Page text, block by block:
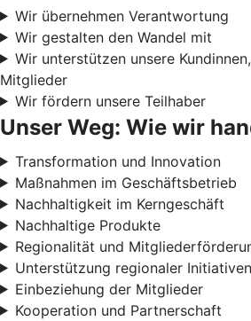
Wir übernehmen Verantwortung
Wir gestalten den Wandel mit
Wir unterstützen unsere
Mitglieder
Wir fördern unsere Teilhaber
Unser Weg: Wie wir
Transformation und Innovation
Maßnahmen im Geschäftsbetrieb
Nachhaltigkeit im Kerngeschäft
Nachhaltige Produkte
Regionalität und
Unterstützung regionaler Initiativen
Einbeziehung der Mitglieder
Kooperation und Partnerschaft